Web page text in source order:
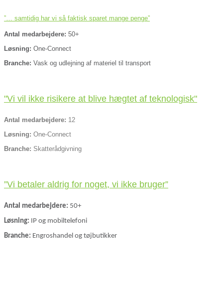
”… samtidig har vi så faktisk sparet mange penge”
Antal medarbejdere: 50+
Løsning: One-Connect
Branche: Vask og udlejning af materiel til transport
"Vi vil ikke risikere at blive hægtet af teknologisk"
Antal medarbejdere: 12
Løsning: One-Connect
Branche: Skatterådgivning
”Vi betaler aldrig for noget, vi ikke bruger”
Antal medarbejdere: 50+
Løsning: IP og mobiltelefoni
Branche: Engroshandel og tøjbutikker